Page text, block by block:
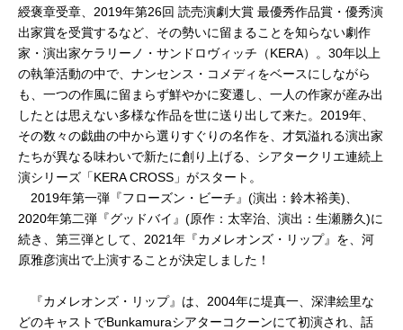
綬褒章受章、2019年第26回 読売演劇大賞 最優秀作品賞・優秀演
出家賞を受賞するなど、その勢いに留まることを知らない劇作
家・演出家ケラリーノ・サンドロヴィッチ（KERA）。30年以上
の執筆活動の中で、ナンセンス・コメディをベースにしながら
も、一つの作風に留まらず鮮やかに変遷し、一人の作家が産み出
したとは思えない多様な作品を世に送り出して来た。2019年、
その数々の戯曲の中から選りすぐりの名作を、才気溢れる演出家
たちが異なる味わいで新たに創り上げる、シアタークリエ連続上
演シリーズ「KERA CROSS」がスタート。
2019年第一弾『フローズン・ビーチ』(演出：鈴木裕美)、
2020年第二弾『グッドバイ』(原作：太宰治、演出：生瀬勝久)に
続き、第三弾として、2021年『カメレオンズ・リップ』を、河
原雅彦演出で上演することが決定しました！
『カメレオンズ・リップ』は、2004年に堤真一、深津絵里な
どのキャストでBunkamuraシアターコクーンにて初演され、話